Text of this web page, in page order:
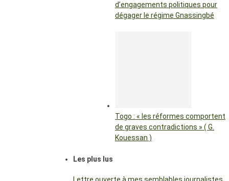
d’engagements politiques pour
dégager le régime Gnassingbé
Togo : « les réformes comportent
de graves contradictions » ( G.
Kouessan )
Les plus lus